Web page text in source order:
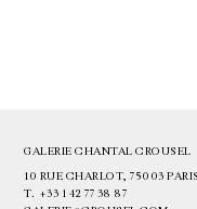
GALERIE CHANTAL CROUSEL
10 RUE CHARLOT, 75003 PARIS
T. +33 1 42 77 38 87